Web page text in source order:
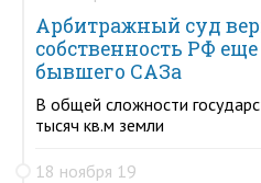
Арбитражный суд
собственность РФ
бывшего САЗа
В общей сложности
тысяч кв.м земли
18 ноября 19